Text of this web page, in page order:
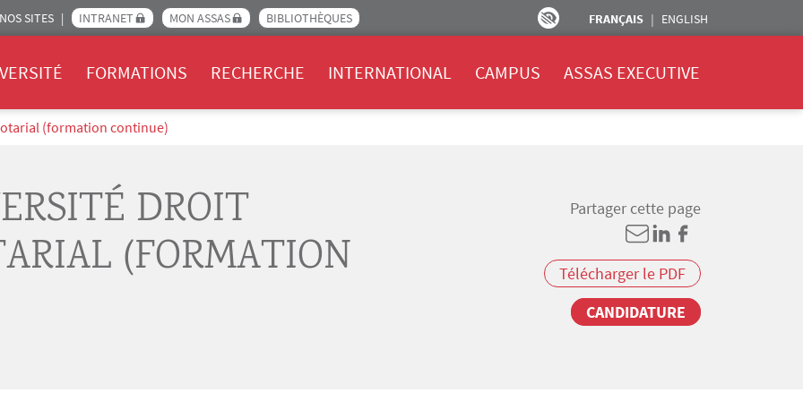
SITES INTRANET MON ASSAS BIBLIOTHÈQUES FRANÇAIS ENGLISH
FORMATIONS RECHERCHE INTERNATIONAL CAMPUS ASSAS EXECUTIVE
(formation continue)
DROIT
(FORMATION
Partager cette page
Télécharger le PDF
CANDIDATURE